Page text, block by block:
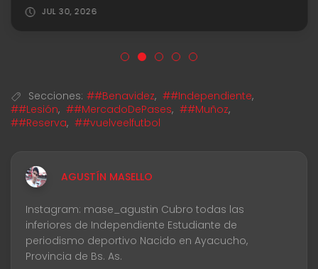
JUL 30, 2026
Secciones: ##Benavidez, ##Independiente,
##Lesión, ##MercadoDePases, ##Muñoz,
##Reserva, ##vuelveelfutbol
AGUSTÍN MASELLO
Instagram: mase_agustin Cubro todas las
inferiores de Independiente Estudiante de
periodismo deportivo Nacido en Ayacucho,
Provincia de Bs. As.